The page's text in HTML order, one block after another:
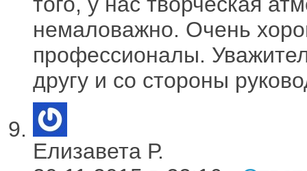
немаловажно. Очень
профессионалы.
другу и со стороны
Елизавета Р.